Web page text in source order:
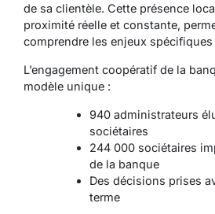
de sa clientèle. Cette présence
proximité réelle et constante,
comprendre les enjeux spécifiques
L’engagement coopératif de la
modèle unique :
940 administrateurs
sociétaires
244 000 sociétaires
de la banque
Des décisions prises
terme